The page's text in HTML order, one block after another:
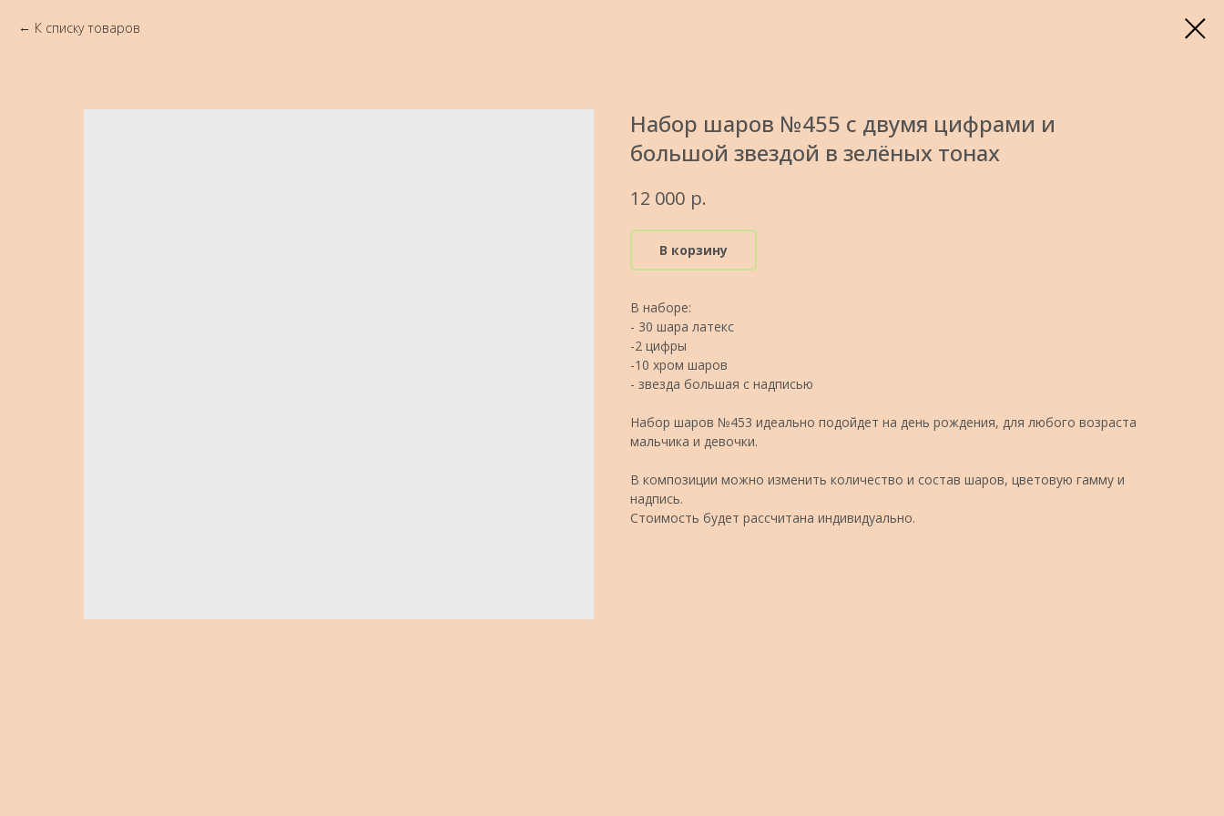
К списку товаров
Набор шаров №455 с двумя цифрами и
большой звездой в зелёных тонах
12 000 р.
В корзину
В наборе:
- 30 шара латекс
-2 цифры
-10 хром шаров
- звезда большая с надписью
Набор шаров №453 идеально подойдет на день рождения, для любого возраста
мальчика и девочки.
В композиции можно изменить количество и состав шаров, цветовую гамму и
надпись.
Стоимость будет рассчитана индивидуально.